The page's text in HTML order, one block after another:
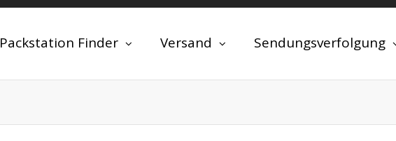
Packstation Finder Versand Sendungsverfolgung